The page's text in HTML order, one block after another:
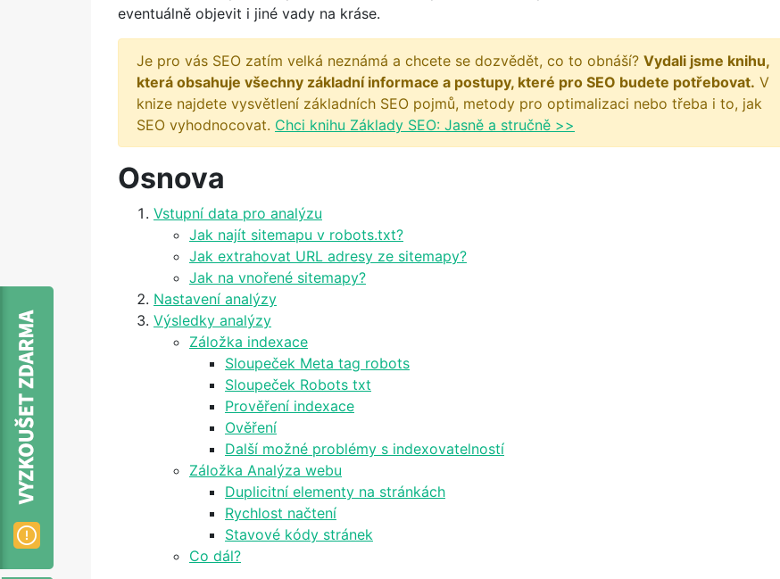
eventuálně objevit i jiné vady na kráse.
Je pro vás SEO zatím velká neznámá a chcete se dozvědět, co to obnáší? Vydali jsme knihu,
která obsahuje všechny základní informace a postupy, které pro SEO budete potřebovat. V
knize najdete vysvětlení základních SEO pojmů, metody pro optimalizaci nebo třeba i to, jak
SEO vyhodnocovat. Chci knihu Základy SEO: Jasně a stručně >>
Osnova
Vstupní data pro analýzu
Jak najít sitemapu v robots.txt?
Jak extrahovat URL adresy ze sitemapy?
Jak na vnořené sitemapy?
Nastavení analýzy
Výsledky analýzy
Záložka indexace
Sloupeček Meta tag robots
Sloupeček Robots txt
Prověření indexace
Ověření
Další možné problémy s indexovatelností
Záložka Analýza webu
Duplicitní elementy na stránkách
Rychlost načtení
Stavové kódy stránek
Co dál?